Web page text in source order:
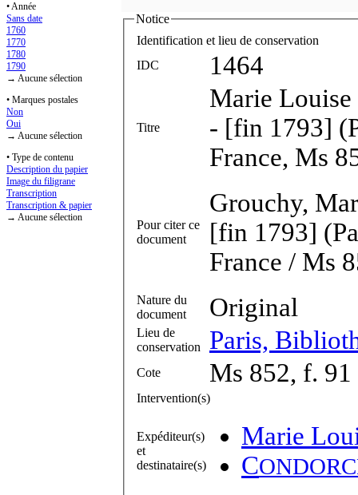
• Année
Sans date
1760
1770
1780
1790
→ Aucune sélection
• Marques postales
Non
Oui
→ Aucune sélection
• Type de contenu
Description du papier
Image du filigrane
Transcription
Transcription & papier
→ Aucune sélection
Notice
Identification et lieu de conservation
IDC
1464
Titre
Marie Louise
- [fin 1793]
France, Ms
Pour citer ce
document
Grouchy,
[fin 1793]
France / Ms
Nature du
document
Original
Lieu de
conservation
Paris,
Cote Ms 852, f. 91
Intervention(s)
Expéditeur(s)
et
destinataire(s)
Marie
C